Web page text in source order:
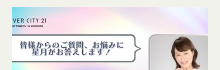
当社がお客様情報の全部または一部を開示すること
が必要になる場合があります。
当社は、国家安全保障、法の執行またはその他の交
易の実現のために必要または適切であると判断した
場合、お客様情報の全部または一部を公開すること
当該登録希望者が、本サービス又は当社が提供
するその他のサービスの利用に際して、過去に
アカウント削除等の利用停止措置を受けたこと
があり、又は現在受けている場合
未成年者、成年被後見人、被保佐人又は被補助